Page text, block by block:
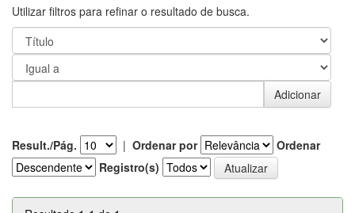
Utilizar filtros para refinar o resultado de busca.
Result./Pág. | Ordenar por
Ordenar
Registro(s)